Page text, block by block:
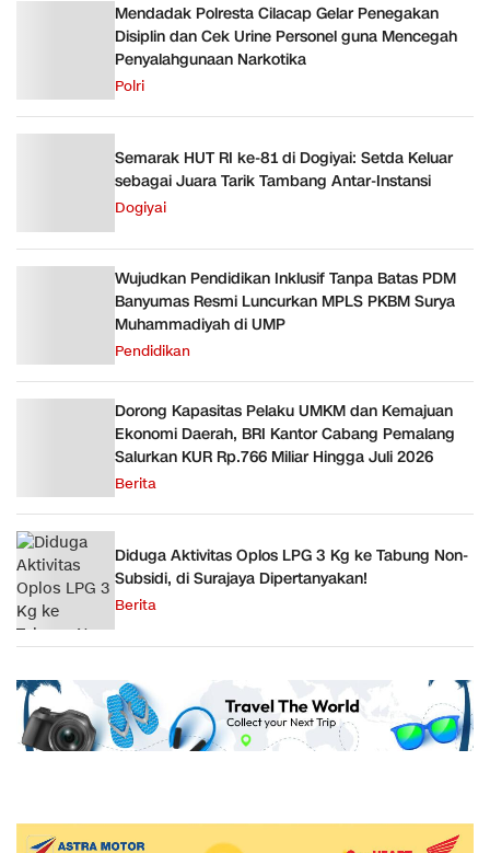
Mendadak Polresta Cilacap Gelar Penegakan
Disiplin dan Cek Urine Personel guna Mencegah
Penyalahgunaan Narkotika
Polri
Semarak HUT RI ke-81 di Dogiyai: Setda Keluar
sebagai Juara Tarik Tambang Antar-Instansi
Dogiyai
Wujudkan Pendidikan Inklusif Tanpa Batas PDM
Banyumas Resmi Luncurkan MPLS PKBM Surya
Muhammadiyah di UMP
Pendidikan
Dorong Kapasitas Pelaku UMKM dan Kemajuan
Ekonomi Daerah, BRI Kantor Cabang Pemalang
Salurkan KUR Rp.766 Miliar Hingga Juli 2026
Berita
Diduga Aktivitas Oplos LPG 3 Kg ke Tabung Non-
Subsidi, di Surajaya Dipertanyakan!
Berita